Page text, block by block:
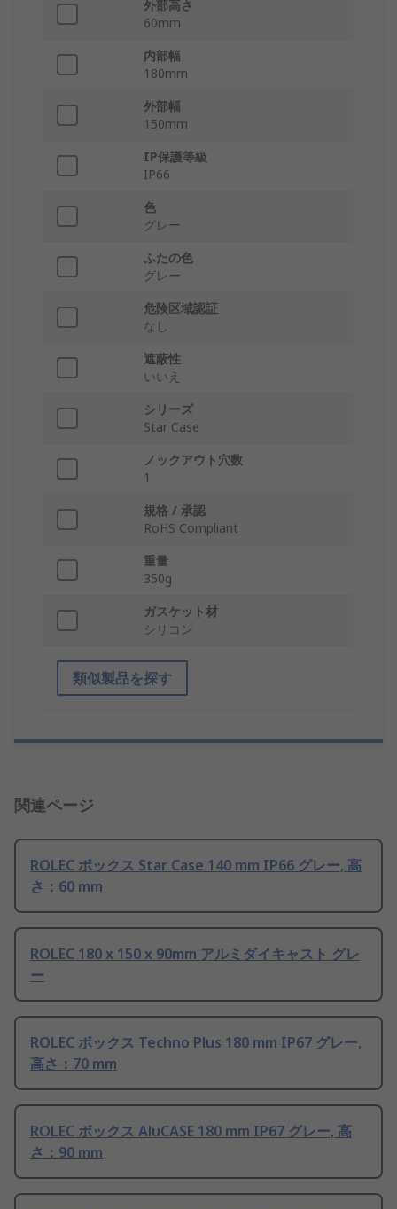
外部高さ
60mm
内部幅
180mm
外部幅
150mm
IP保護等級
IP66
色
グレー
ふたの色
グレー
危険区域認証
なし
遮蔽性
いいえ
シリーズ
Star Case
ノックアウト穴数
1
規格 / 承認
RoHS Compliant
重量
350g
ガスケット材
シリコン
類似製品を探す
関連ページ
ROLEC ボックス Star Case 140 mm IP66 グレー, 高
さ：60 mm
ROLEC 180 x 150 x 90mm アルミダイキャスト グレ
ー
ROLEC ボックス Techno Plus 180 mm IP67 グレー,
高さ：70 mm
ROLEC ボックス AluCASE 180 mm IP67 グレー, 高
さ：90 mm